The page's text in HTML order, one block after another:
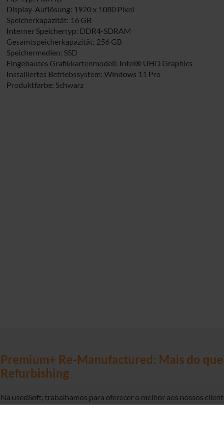
Display-Auflösung: 1920 x 1080 Pixel
Speicherkapazität: 16 GB
Interner Speichertyp: DDR4-SDRAM
Gesamtspeicherkapazität: 256 GB
Speichermedien: SSD
Eingebautes Grafikkartenmodell: Intel® UHD Graphics
Installiertes Betriebssystem: Windows 11 Pro
Produktfarbe: Schwarz
Premium+ Re-Manufactured: Mais do
Refurbishing
Na usedSoft, trabalhamos para oferecer o melhor aos nossos
significa:qualidade e desempenho máximos, aliando uma
. É por isso que
um processo de